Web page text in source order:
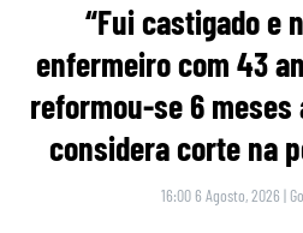
“Fui castigado e
enfermeiro com 43
reformou-se 6 meses
considera corte na
16:00 6 Agosto, 2026 |